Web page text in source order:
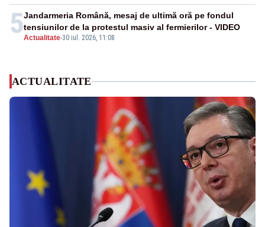
5Actualitate-30 iul. 2026, 11:08
Jandarmeria Română, mesaj de ultimă oră pe fondul
tensiunilor de la protestul masiv al fermierilor - VIDEO
ACTUALITATE